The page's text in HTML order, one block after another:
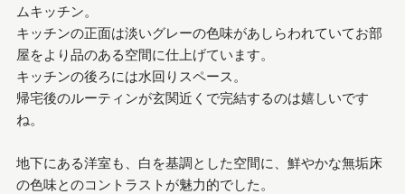
ムキッチン。
キッチンの正面は淡いグレーの色味があしらわれていてお部
屋をより品のある空間に仕上げています。
キッチンの後ろには水回りスペース。
帰宅後のルーティンが玄関近くで完結するのは嬉しいです
ね。
地下にある洋室も、白を基調とした空間に、鮮やかな無垢床
の色味とのコントラストが魅力的でした。